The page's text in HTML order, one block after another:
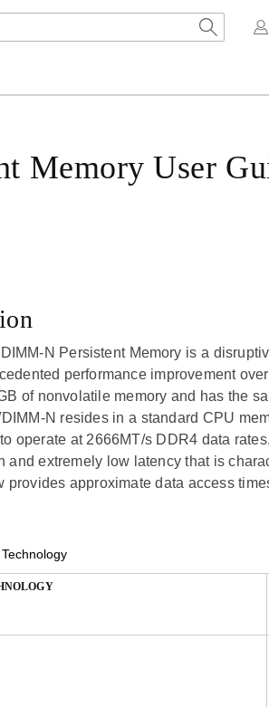
Memory User
N Persistent Memory is a
performance improvement
of nonvolatile memory and has the
N resides in a standard CPU
operate at 2666MT/s DDR4 data
and extremely low latency that is
provides approximate data access